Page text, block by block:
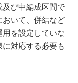
及び中編成区間で
おいて、併結など
用を設定していな
対応する必要も